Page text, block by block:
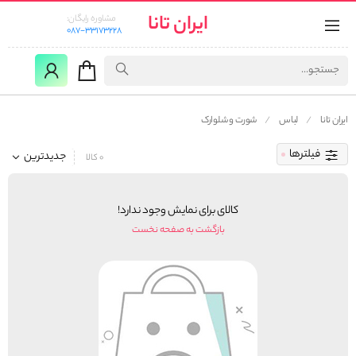
ایران تانا
مشاوره رایگان:
087-33173228
ایران تانا لباس شورت و شلوارک
فیلترها جدیدترین 0 کالا
کالای برای نمایش وجود ندارد!
بازگشت به صفحه نخست